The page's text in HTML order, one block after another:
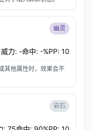
幽灵
威力: -命中: -%PP: 10
其他属性时，效果会不
岩石